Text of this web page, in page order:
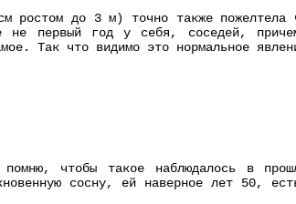
ростом до 3 м) точно также пожелтела
не первый год у себя, соседей,
Так что видимо это нормальное
чтобы такое наблюдалось в
сосну, ей наверное лет 50,